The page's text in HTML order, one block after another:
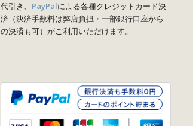
代引き、 PayPalによる各種クレジットカード決
済（決済手数料は弊店負担・一部銀行口座から
の決済も可）がご利用いただけます。